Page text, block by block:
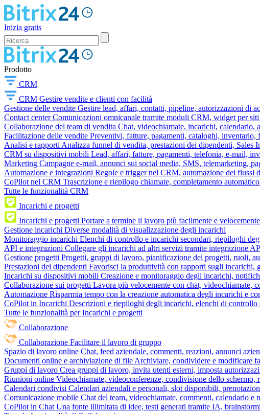
Inizia gratis
Prodotto
CRM
CRM Gestire vendite e clienti con facilità
Gestione delle vendite Gestire lead, affari, contatti, pipeline, autorizzazioni di
Contact center Comunicazioni omnicanale tramite moduli CRM, widget per
Collaborazione del team di vendita Chat, videochiamate, incarichi,
Facilitazione delle vendite Preventivi, fatture, pagamenti, cataloghi,
Analisi e rapporti Analizza funnel di vendita, prestazioni dei dipendenti, Sales
CRM su dispositivi mobili Lead, affari, fatture, pagamenti, telefonia, e-mail,
Marketing Campagne e-mail, annunci sui social media, SMS, telemarketing,
Automazione e integrazioni Regole e trigger nel CRM, automazione dei flussi
CoPilot nel CRM Trascrizione e riepilogo chiamate, completamento
Tutte le funzionalità CRM
Incarichi e progetti
Incarichi e progetti Portare a termine il lavoro più facilmente e velocemente
Gestione incarichi Diverse modalità di visualizzazione degli incarichi
Monitoraggio incarichi Elenchi di controllo e incarichi secondari, riepiloghi
API e integrazioni Collegare gli incarichi ad altri servizi tramite integrazione
Gestione progetti Progetti, gruppi di lavoro, pianificazione dei progetti, ruoli,
Prestazioni dei dipendenti Favorisci la produttività con rapporti sugli
Incarichi su dispositivi mobili Creazione e monitoraggio degli incarichi,
Collaborazione sui progetti Lavora più velocemente con chat, videochiamate,
Automazione Risparmia tempo con la creazione automatica degli incarichi e
CoPilot in Incarichi Descrizioni e riepiloghi degli incarichi, elenchi di controllo
Tutte le funzionalità per Incarichi e progetti
Collaborazione
Collaborazione Facilitare il lavoro di gruppo
Spazio di lavoro online Chat, feed aziendale, commenti, reazioni, annunci
Documenti online e archiviazione di file Archiviare, condividere e modificare
Gruppi di lavoro Crea gruppi di lavoro, invita utenti esterni, imposta
Riunioni online Videochiamate, videoconferenze, condivisione dello schermo,
Calendari condivisi Calendari aziendali e personali, slot disponibili,
Comunicazione mobile Chat del team, videochiamate, commenti, calendario e
CoPilot in Chat Una fonte illimitata di idee, testi generati tramite IA,